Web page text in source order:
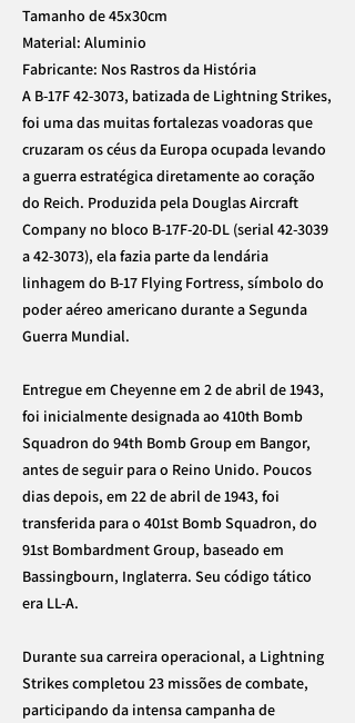
Tamanho de 45x30cm
Material: Aluminio
Fabricante: Nos Rastros da História
A B-17F 42-3073, batizada de Lightning Strikes,
foi uma das muitas fortalezas voadoras que
cruzaram os céus da Europa ocupada levando
a guerra estratégica diretamente ao coração
do Reich. Produzida pela Douglas Aircraft
Company no bloco B-17F-20-DL (serial 42-3039
a 42-3073), ela fazia parte da lendária
linhagem do B-17 Flying Fortress, símbolo do
poder aéreo americano durante a Segunda
Guerra Mundial.
Entregue em Cheyenne em 2 de abril de 1943,
foi inicialmente designada ao 410th Bomb
Squadron do 94th Bomb Group em Bangor,
antes de seguir para o Reino Unido. Poucos
dias depois, em 22 de abril de 1943, foi
transferida para o 401st Bomb Squadron, do
91st Bombardment Group, baseado em
Bassingbourn, Inglaterra. Seu código tático
era LL-A.
Durante sua carreira operacional, a Lightning
Strikes completou 23 missões de combate,
participando da intensa campanha de